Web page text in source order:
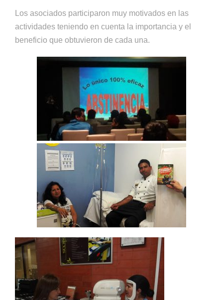
Los asociados participaron muy motivados en las
actividades teniendo en cuenta la importancia y el
beneficio que obtuvieron de cada una.